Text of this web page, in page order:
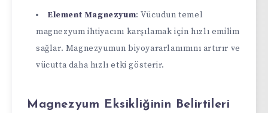
Element Magnezyum: Vücudun temel
magnezyum ihtiyacını karşılamak için hızlı emilim
sağlar. Magnezyumun biyoyararlanımını artırır ve
vücutta daha hızlı etki gösterir.
Magnezyum Eksikliğinin Belirtileri